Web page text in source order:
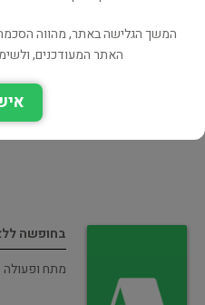
פטריק קים
אימה ומתח
בחופשה
מתח ופעולה
המשך הגלישה באתר, מהווה
האתר המעודכנים,